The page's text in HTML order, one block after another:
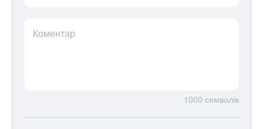
Коментар
1000 символів